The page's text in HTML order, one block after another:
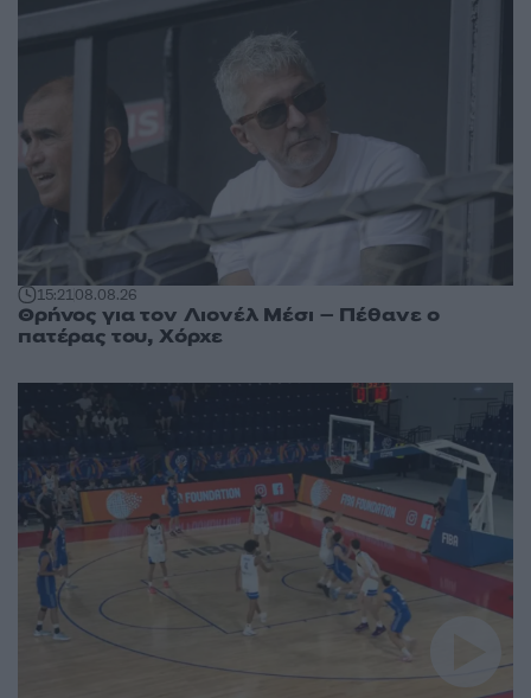
15:2108.08.26
Θρήνος για τον Λιονέλ Μέσι – Πέθανε ο
πατέρας του, Χόρχε